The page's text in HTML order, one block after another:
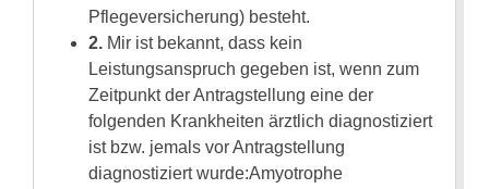
Pflegeversicherung) besteht.
2. Mir ist bekannt, dass kein
Leistungsanspruch gegeben ist, wenn zum
Zeitpunkt der Antragstellung eine der
folgenden Krankheiten ärztlich diagnostiziert
ist bzw. jemals vor Antragstellung
diagnostiziert wurde:Amyotrophe